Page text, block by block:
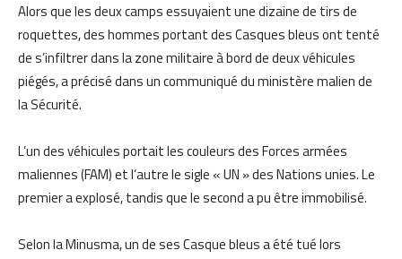
Alors que les deux camps essuyaient une dizaine de tirs de
roquettes, des hommes portant des Casques bleus ont tenté
de s’infiltrer dans la zone militaire à bord de deux véhicules
piégés, a précisé dans un communiqué du ministère malien de
la Sécurité.
L’un des véhicules portait les couleurs des Forces armées
maliennes (FAM) et l’autre le sigle « UN » des Nations unies. Le
premier a explosé, tandis que le second a pu être immobilisé.
Selon la Minusma, un de ses Casque bleus a été tué lors